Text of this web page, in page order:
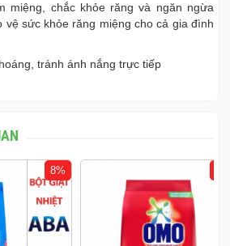
miệng, chắc khỏe răng và ngăn ngừa
vệ sức khỏe răng miệng cho cả gia đình
tránh ánh nắng trực tiếp